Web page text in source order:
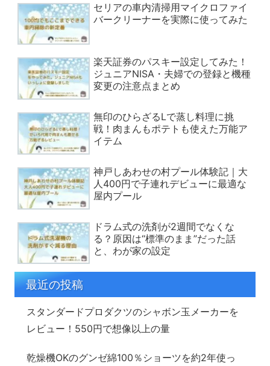
セリアの車内清掃用マイクロファイ
バークリーナーを実際に使ってみた
楽天証券のパスキー設定してみた！
ジュニアNISA・夫婦での登録と機種
変更の注意点まとめ
無印のひらざるLで蒸し料理に挑
戦！肉まんもポテトも使えた万能ア
イテム
神戸しあわせの村プール体験記｜大
人400円で子連れデビューに最適な
屋内プール
ドラム式の洗剤が2週間でなくな
る？原因は“標準のまま”だった話
と、わが家の設定
最近の投稿
スタンダードプロダクツのシャボン玉メーカーを
レビュー！550円で想像以上の量
乾燥機OKのグンゼ綿100％ショーツを約2年使っ